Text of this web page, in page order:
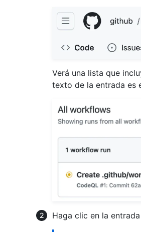
Verá una lista que
texto de la entrada es
Haga clic en la